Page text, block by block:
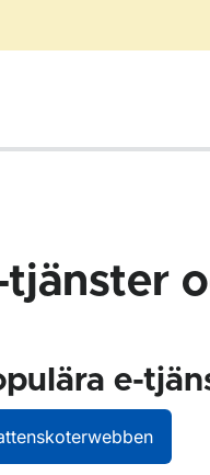
Blanketter för sjöfart
tjänster
e-